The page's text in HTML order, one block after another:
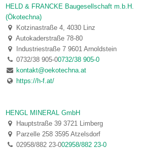
HELD & FRANCKE Baugesellschaft m.b.H.
(Ökotechna)
Kotzinastraße 4, 4030 Linz
Autokaderstraße 78-80
Industriestraße 7 9601 Arnoldstein
0732/38 905-00732/38 905-0
kontakt@oekotechna.at
https://h-f.at/
HENGL MINERAL GmbH
Hauptstraße 39 3721 Limberg
Parzelle 258 3595 Atzelsdorf
02958/882 23-002958/882 23-0